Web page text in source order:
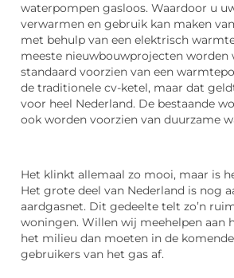
waterpompen gasloos. Waardoor u
verwarmen en gebruik kan maken
met behulp van een elektrisch
meeste nieuwbouwprojecten worden
standaard voorzien van een
de traditionele cv-ketel, maar dat
voor heel Nederland. De bestaande
ook worden voorzien van duurzame
Het klinkt allemaal zo mooi, maar is
Het grote deel van Nederland is nog
aardgasnet. Dit gedeelte telt zo’n
woningen. Willen wij meehelpen aan
het milieu dan moeten in de
gebruikers van het gas af.